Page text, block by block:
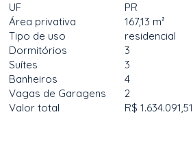
UF
PR
Área privativa
167,13 m²
Tipo de uso
residencial
Dormitórios
3
Suítes
3
Banheiros
4
Vagas de Garagens
2
Valor total
R$ 1.634.091,51